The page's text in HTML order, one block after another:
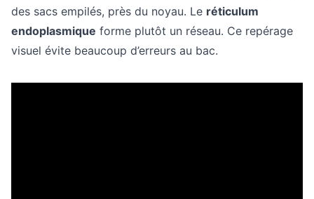
des sacs empilés, près du noyau. Le réticulum
endoplasmique forme plutôt un réseau. Ce repérage
visuel évite beaucoup d’erreurs au bac.